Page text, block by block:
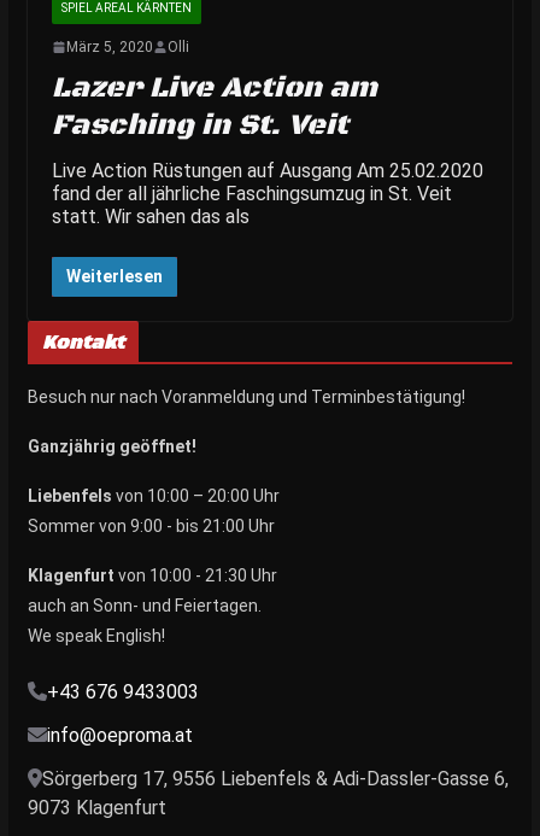
SPIEL AREAL KÄRNTEN
März 5, 2020 Olli
Lazer Live Action am
Fasching in St. Veit
Live Action Rüstungen auf Ausgang Am 25.02.2020
fand der all jährliche Faschingsumzug in St. Veit
statt. Wir sahen das als
Weiterlesen
Kontakt
Besuch nur nach Voranmeldung und Terminbestätigung!
Ganzjährig geöffnet!
Liebenfels von 10:00 – 20:00 Uhr
Sommer von 9:00 - bis 21:00 Uhr
Klagenfurt von 10:00 - 21:30 Uhr
auch an Sonn- und Feiertagen.
We speak English!
+43 676 9433003
info@oeproma.at
Sörgerberg 17, 9556 Liebenfels & Adi-Dassler-Gasse 6,
9073 Klagenfurt